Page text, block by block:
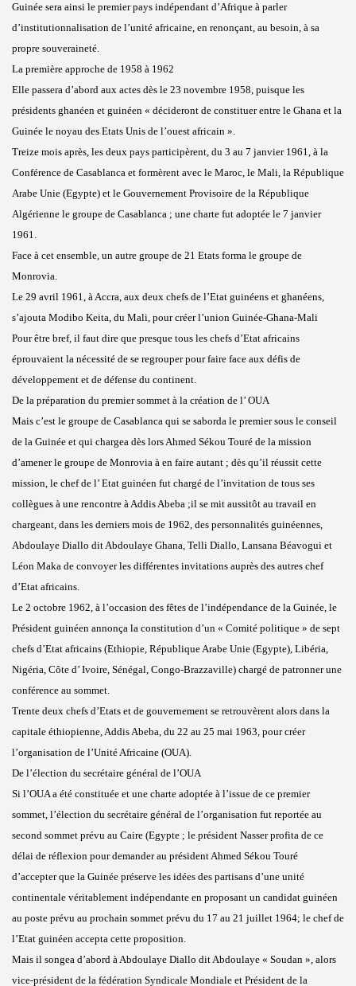
Guinée sera ainsi le premier pays indépendant d’Afrique à parler
d’institutionnalisation de l’unité africaine, en renonçant, au besoin, à sa
propre souveraineté.
La première approche de 1958 à 1962
Elle passera d’abord aux actes dès le 23 novembre 1958, puisque les
présidents ghanéen et guinéen « décideront de constituer entre le Ghana et la
Guinée le noyau des Etats Unis de l’ouest africain ».
Treize mois après, les deux pays participèrent, du 3 au 7 janvier 1961, à la
Conférence de Casablanca et formèrent avec le Maroc, le Mali, la République
Arabe Unie (Egypte) et le Gouvernement Provisoire de la République
Algérienne le groupe de Casablanca ; une charte fut adoptée le 7 janvier
1961.
Face à cet ensemble, un autre groupe de 21 Etats forma le groupe de
Monrovia.
Le 29 avril 1961, à Accra, aux deux chefs de l’Etat guinéens et ghanéens,
s’ajouta Modibo Keita, du Mali, pour créer l’union Guinée-Ghana-Mali
Pour être bref, il faut dire que presque tous les chefs d’Etat africains
éprouvaient la nécessité de se regrouper pour faire face aux défis de
développement et de défense du continent.
De la préparation du premier sommet à la création de l’ OUA
Mais c’est le groupe de Casablanca qui se saborda le premier sous le conseil
de la Guinée et qui chargea dès lors Ahmed Sékou Touré de la mission
d’amener le groupe de Monrovia à en faire autant ; dès qu’il réussit cette
mission, le chef de l’ Etat guinéen fut chargé de l’invitation de tous ses
collègues à une rencontre à Addis Abeba ;il se mit aussitôt au travail en
chargeant, dans les derniers mois de 1962, des personnalités guinéennes,
Abdoulaye Diallo dit Abdoulaye Ghana, Telli Diallo, Lansana Béavogui et
Léon Maka de convoyer les différentes invitations auprès des autres chef
d’Etat africains.
Le 2 octobre 1962, à l’occasion des fêtes de l’indépendance de la Guinée, le
Président guinéen annonça la constitution d’un « Comité politique » de sept
chefs d’Etat africains (Ethiopie, République Arabe Unie (Egypte), Libéria,
Nigéria, Côte d’ Ivoire, Sénégal, Congo-Brazzaville) chargé de patronner une
conférence au sommet.
Trente deux chefs d’Etats et de gouvernement se retrouvèrent alors dans la
capitale éthiopienne, Addis Abeba, du 22 au 25 mai 1963, pour créer
l’organisation de l’Unité Africaine (OUA).
De l’élection du secrétaire général de l’OUA
Si l’OUA a été constituée et une charte adoptée à l’issue de ce premier
sommet, l’élection du secrétaire général de l’organisation fut reportée au
second sommet prévu au Caire (Egypte ; le président Nasser profita de ce
délai de réflexion pour demander au président Ahmed Sékou Touré
d’accepter que la Guinée préserve les idées des partisans d’une unité
continentale véritablement indépendante en proposant un candidat guinéen
au poste prévu au prochain sommet prévu du 17 au 21 juillet 1964; le chef de
l’Etat guinéen accepta cette proposition.
Mais il songea d’abord à Abdoulaye Diallo dit Abdoulaye « Soudan », alors
vice-président de la fédération Syndicale Mondiale et Président de la